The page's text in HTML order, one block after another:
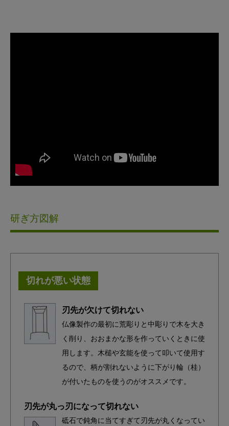
研ぎ方図解
切れが悪い状態
刃先が欠けて切れない
仏像製作の最初に荒彫りと中彫りで木を大き
く削り、おおまかな形を作っていくときに使
用します。木槌や玄能を使って叩いて使用す
るので、柄が割れないように下がり輪（桂）
が付いたものを使うのがオススメです。
刃先が丸っ刃になって切れない
砥石で鈍角に当てすぎて刃先が丸くなってい